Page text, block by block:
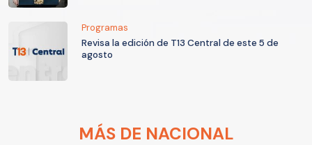
Programas
Revisa la edición de T13 Central de este 5 de
agosto
MÁS DE NACIONAL